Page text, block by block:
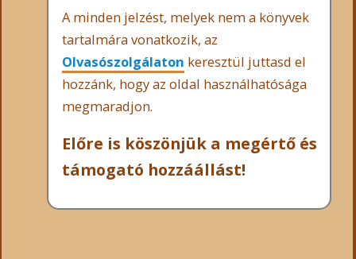
A minden jelzést, melyek nem a könyvek
tartalmára vonatkozik, az
Olvasószolgálaton keresztül juttasd el
hozzánk, hogy az oldal használhatósága
megmaradjon.
Előre is köszönjük a megértő és
támogató hozzáállást!